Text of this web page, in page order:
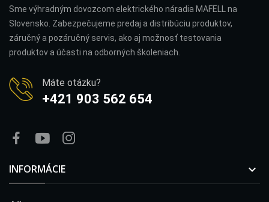
Sme výhradným dovozcom elektrického náradia MAFELL na
Slovensko. Zabezpečujeme predaj a distribúciu produktov,
záručný a pozáručný servis, ako aj možnosť testovania
produktov a účasti na odborných školeniach.
Máte otázku?
+421 903 562 654
INFORMÁCIE 